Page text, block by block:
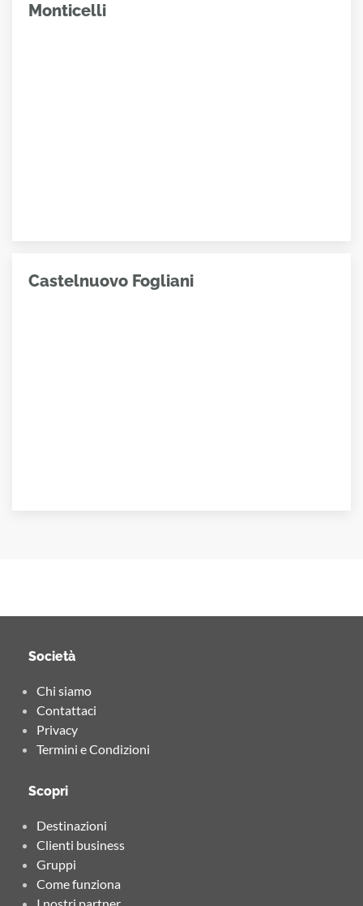
Monticelli
Castelnuovo Fogliani
Società
Chi siamo
Contattaci
Privacy
Termini e Condizioni
Scopri
Destinazioni
Clienti business
Gruppi
Come funziona